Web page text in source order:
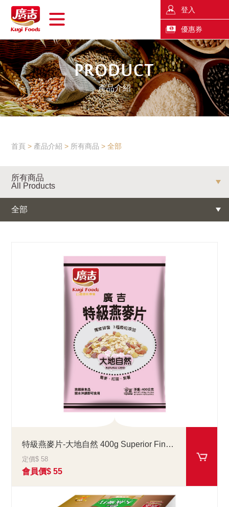
登入
優惠券
產品介紹
首頁 產品介紹 所有商品 全部
所有商品
All Products
全部
特級燕麥片-大地自然 400g Superior Fine Oat Cereal Natural Land
定價$ 58
會員價$ 55